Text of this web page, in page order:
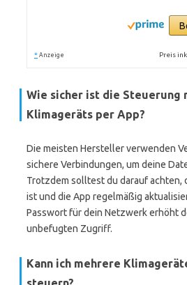
* Anzeige Preis
Wie sicher ist die Steuerung
Klimageräts per App?
Die meisten Hersteller verwenden
sichere Verbindungen, um deine
Trotzdem solltest du darauf achten,
ist und die App regelmäßig
Passwort für dein Netzwerk erhöht
unbefugten Zugriff.
Kann ich mehrere